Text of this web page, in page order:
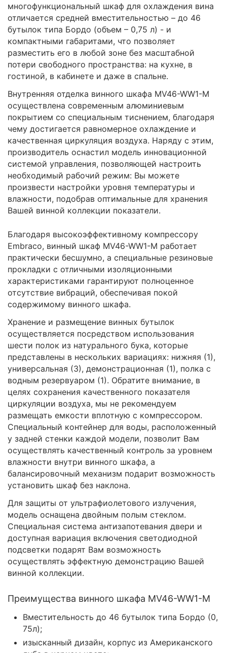
многофункциональный шкаф для охлаждения вина
отличается средней вместительностью – до 46
бутылок типа Бордо (объем – 0,75 л) - и
компактными габаритами, что позволяет
разместить его в любой зоне без масштабной
потери свободного пространства: на кухне, в
гостиной, в кабинете и даже в спальне.
Внутренняя отделка винного шкафа MV46-WW1-M
осуществлена современным алюминиевым
покрытием со специальным тиснением, благодаря
чему достигается равномерное охлаждение и
качественная циркуляция воздуха. Наряду с этим,
производитель оснастил модель инновационной
системой управления, позволяющей настроить
необходимый рабочий режим: Вы можете
произвести настройки уровня температуры и
влажности, подобрав оптимальные для хранения
Вашей винной коллекции показатели.
Благодаря высокоэффективному компрессору
Embraco, винный шкаф MV46-WW1-M работает
практически бесшумно, а специальные резиновые
прокладки с отличными изоляционными
характеристиками гарантируют полноценное
отсутствие вибраций, обеспечивая покой
содержимому винного шкафа.
Хранение и размещение винных бутылок
осуществляется посредством использования
шести полок из натурального бука, которые
представлены в нескольких вариациях: нижняя (1),
универсальная (3), демонстрационная (1), полка с
водным резервуаром (1). Обратите внимание, в
целях сохранения качественного показателя
циркуляции воздуха, мы не рекомендуем
размещать емкости вплотную с компрессором.
Специальный контейнер для воды, расположенный
у задней стенки каждой модели, позволит Вам
осуществлять качественный контроль за уровнем
влажности внутри винного шкафа, а
балансировочный механизм подарит возможность
установить шкаф без наклона.
Для защиты от ультрафиолетового излучения,
модель оснащена двойным полым стеклом.
Специальная система антизапотевания двери и
доступная вариация включения светодиодной
подсветки подарят Вам возможность
осуществлять эффектную демонстрацию Вашей
винной коллекции.
Преимущества винного шкафа MV46-WW1-M
Вместительность до 46 бутылок типа Бордо (0,
75л);
изысканный дизайн, корпус из Американского